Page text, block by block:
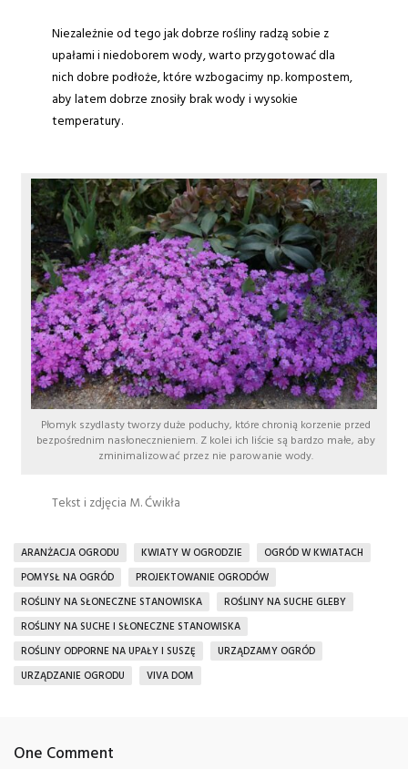
Niezależnie od tego jak dobrze rośliny radzą sobie z
upałami i niedoborem wody, warto przygotować dla
nich dobre podłoże, które wzbogacimy np. kompostem,
aby latem dobrze znosiły brak wody i wysokie
temperatury.
Płomyk szydlasty tworzy duże poduchy, które chronią korzenie przed
bezpośrednim nasłonecznieniem. Z kolei ich liście są bardzo małe, aby
zminimalizować przez nie parowanie wody.
Tekst i zdjęcia M. Ćwikła
ARANŻACJA OGRODU KWIATY W OGRODZIE
OGRÓD W KWIATACH
POMYSŁ NA OGRÓD
PROJEKTOWANIE OGRODÓW
ROŚLINY NA SŁONECZNE STANOWISKA
ROŚLINY NA SUCHE GLEBY
ROŚLINY NA SUCHE I SŁONECZNE STANOWISKA
ROŚLINY ODPORNE NA UPAŁY I SUSZĘ
URZĄDZAMY OGRÓD
URZĄDZANIE OGRODU
VIVA DOM
One Comment